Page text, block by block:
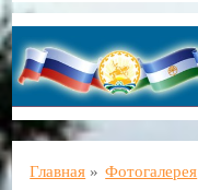
Главная » Фотогалерея